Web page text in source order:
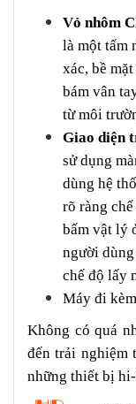
Vỏ nhôm
là một tấm
xác, bề
bám vân
từ môi
Giao diện
sử dụng
dùng hệ
rõ ràng
bấm vật lý
người
chế độ lấy
Máy đi
Không có quá
đến trải nghiệm
những thiết bị